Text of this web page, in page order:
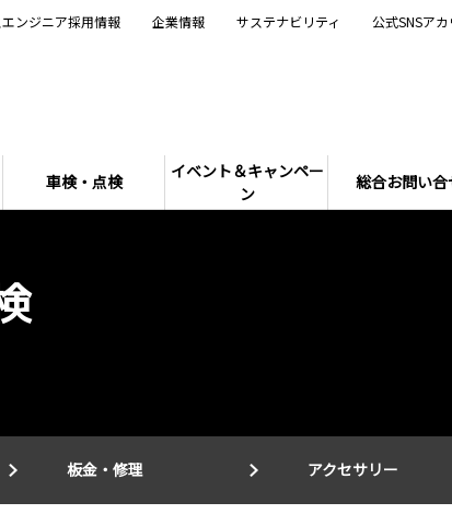
車検・点検
イベント＆キャンペー
ン
総合お問い合
ンジニア採用情報 企業情報 サステナビリティ 公式SNSアカ
板金・修理 アクセサリー